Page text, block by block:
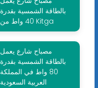
بالطاقة الشمسية بقدرة
40 واط من Kitga
مصباح شارع يعمل
بالطاقة الشمسية بقدرة
80 واط في المملكة
العربية السعودية